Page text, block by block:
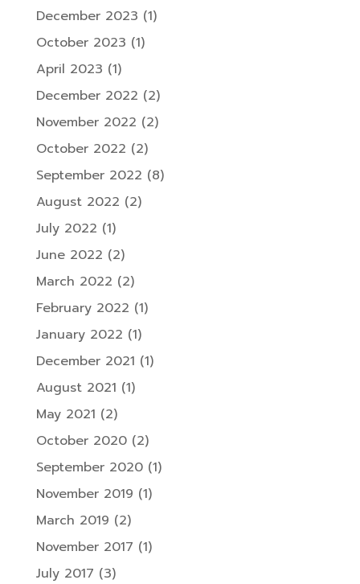
December 2023 (1)
October 2023 (1)
April 2023 (1)
December 2022 (2)
November 2022 (2)
October 2022 (2)
September 2022 (8)
August 2022 (2)
July 2022 (1)
June 2022 (2)
March 2022 (2)
February 2022 (1)
January 2022 (1)
December 2021 (1)
August 2021 (1)
May 2021 (2)
October 2020(2)
September 2020(1)
November 2019 (1)
March 2019 (2)
November 2017 (1)
July 2017 (3)